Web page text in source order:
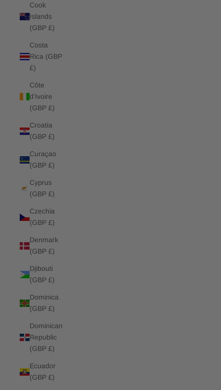
Cook
Islands
(GBP £)
Costa
Rica (GBP
£)
Côte
d’Ivoire
(GBP £)
Croatia
(GBP £)
Curaçao
(GBP £)
Cyprus
(GBP £)
Czechia
(GBP £)
Denmark
(GBP £)
Djibouti
(GBP £)
Dominica
(GBP £)
Dominican
Republic
(GBP £)
Ecuador
(GBP £)